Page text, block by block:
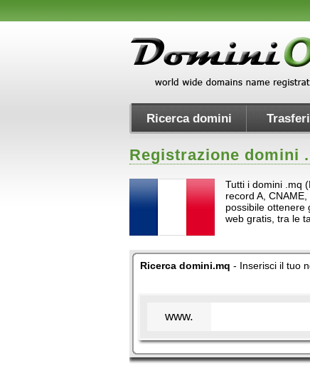
Ricerca domini
Registrazione domini .
Tutti i domini .mq
record A,
possibile ottenere
web gratis, tra le
Ricerca domini.mq - Inserisci il tuo
www.